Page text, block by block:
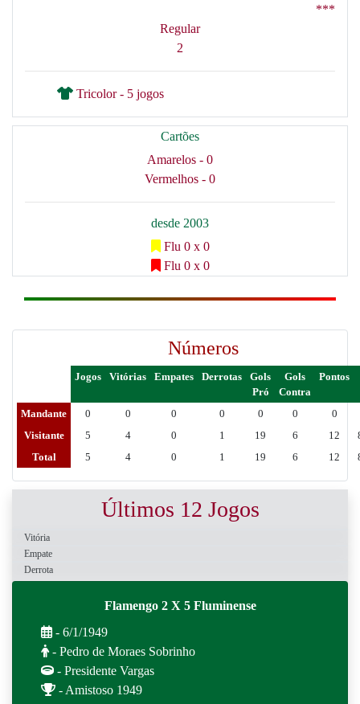
***
Regular
2
Tricolor - 5 jogos
Cartões
Amarelos - 0
Vermelhos - 0
desde 2003
Flu 0 x 0
Flu 0 x 0
Números
Jogos Vitórias Empates Derrotas
Gols
Pró
Gols
Contra
Pontos
Mandante 0 0 0 0 0 0
0
Visitante
5 4 0 1 19 6 12
Total
5 4 0 1 19 6 12
Últimos 12 Jogos
Vitória
Empate
Derrota
Flamengo 2 X 5 Fluminense
- 6/1/1949
- Pedro de Moraes Sobrinho
- Presidente Vargas
- Amistoso 1949